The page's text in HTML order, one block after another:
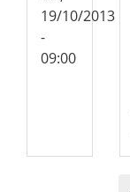
19/10/2013
-
09:00